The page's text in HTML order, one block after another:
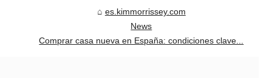
es.kimmorrissey.com
News
Comprar casa nueva en España: condiciones clave...